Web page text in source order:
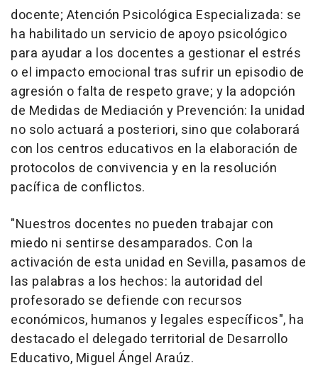
docente; Atención Psicológica Especializada: se
ha habilitado un servicio de apoyo psicológico
para ayudar a los docentes a gestionar el estrés
o el impacto emocional tras sufrir un episodio de
agresión o falta de respeto grave; y la adopción
de Medidas de Mediación y Prevención: la unidad
no solo actuará a posteriori, sino que colaborará
con los centros educativos en la elaboración de
protocolos de convivencia y en la resolución
pacífica de conflictos.
"Nuestros docentes no pueden trabajar con
miedo ni sentirse desamparados. Con la
activación de esta unidad en Sevilla, pasamos de
las palabras a los hechos: la autoridad del
profesorado se defiende con recursos
económicos, humanos y legales específicos", ha
destacado el delegado territorial de Desarrollo
Educativo, Miguel Ángel Araúz.